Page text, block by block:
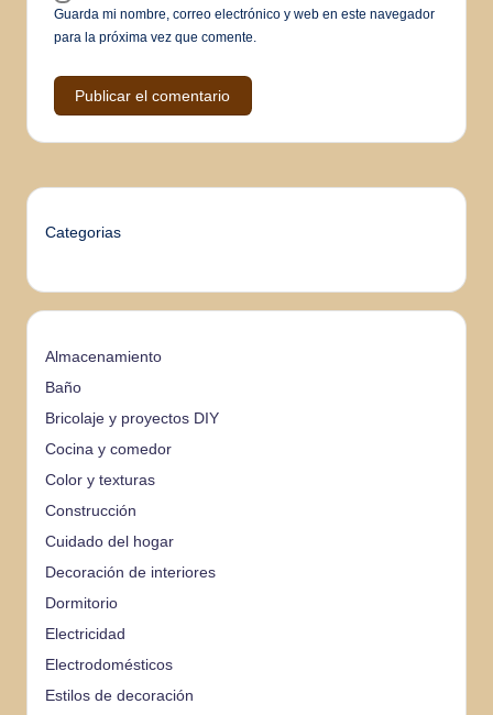
Guarda mi nombre, correo electrónico y web en este navegador
para la próxima vez que comente.
Categorias
Almacenamiento
Baño
Bricolaje y proyectos DIY
Cocina y comedor
Color y texturas
Construcción
Cuidado del hogar
Decoración de interiores
Dormitorio
Electricidad
Electrodomésticos
Estilos de decoración